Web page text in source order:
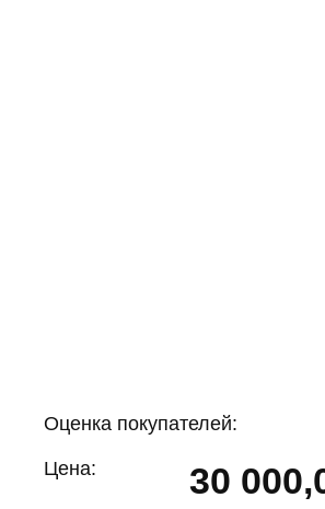
Оценка покупателей:
Цена: 30